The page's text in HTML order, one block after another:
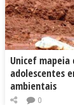
Unicef mapeia
adolescentes
ambientais
0